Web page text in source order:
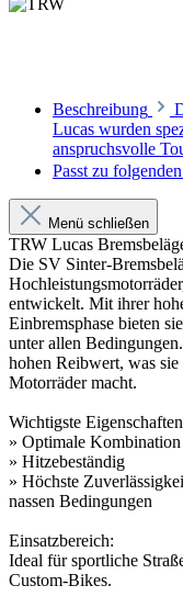
Beschreibung
Lucas wurden
anspruchsvolle
Passt zu
Menü schließen
TRW Lucas
Die SV Sinter-
entwickelt. Mit ihrer
Einbremsphase bieten
unter allen
hohen Reibwert, was
Motorräder macht.
Wichtigste
» Optimale
» Hitzebeständig
» Höchste
nassen Bedingungen
Einsatzbereich:
Ideal für sportliche
Custom-Bikes.